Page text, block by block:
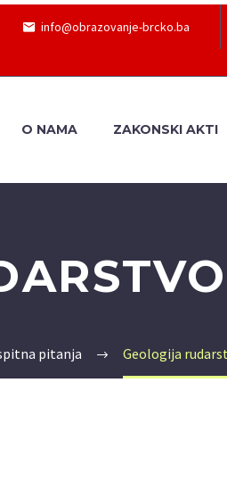
info@obrazovanje-brcko.ba
O NAMA ZAKONSKI AKTI
pitanja Geologija